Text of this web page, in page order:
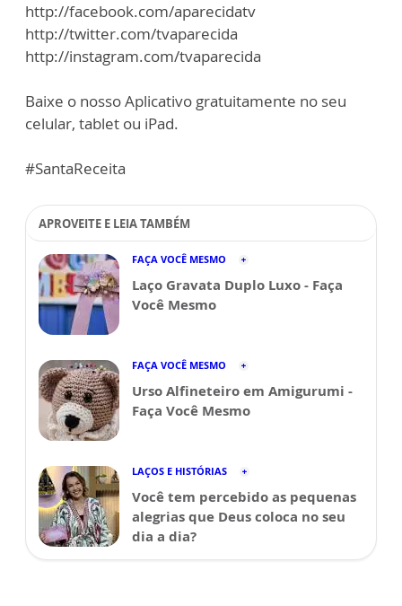
http://facebook.com/aparecidatv
http://twitter.com/tvaparecida
http://instagram.com/tvaparecida
Baixe o nosso Aplicativo gratuitamente no seu
celular, tablet ou iPad.
#SantaReceita
APROVEITE E LEIA TAMBÉM
FAÇA VOCÊ MESMO
Laço Gravata Duplo Luxo - Faça
Você Mesmo
FAÇA VOCÊ MESMO
Urso Alfineteiro em Amigurumi -
Faça Você Mesmo
LAÇOS E HISTÓRIAS
Você tem percebido as pequenas
alegrias que Deus coloca no seu
dia a dia?